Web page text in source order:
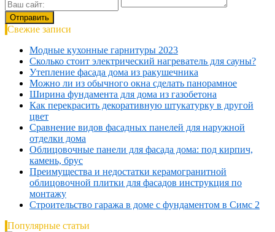
Свежие записи
Модные кухонные гарнитуры 2023
Сколько стоит электрический нагреватель для сауны?
Утепление фасада дома из ракушечника
Можно ли из обычного окна сделать панорамное
Ширина фундамента для дома из газобетона
Как перекрасить декоративную штукатурку в другой
цвет
Сравнение видов фасадных панелей для наружной
отделки дома
Облицовочные панели для фасада дома: под кирпич,
камень, брус
Преимущества и недостатки керамогранитной
облицовочной плитки для фасадов инструкция по
монтажу
Строительство гаража в доме с фундаментом в Симс 2
Популярные статьи